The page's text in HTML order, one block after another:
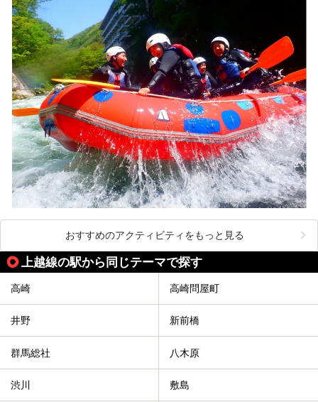
おすすめのアクティビティをもっと見る
上越線の駅から同じテーマで探す
高崎 高崎問屋町
井野 新前橋
群馬総社 八木原
渋川 敷島